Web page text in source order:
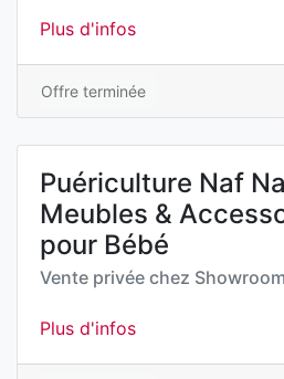
Plus d'infos
Offre terminée
Puériculture Naf
Meubles &
pour Bébé
Vente privée chez
Plus d'infos